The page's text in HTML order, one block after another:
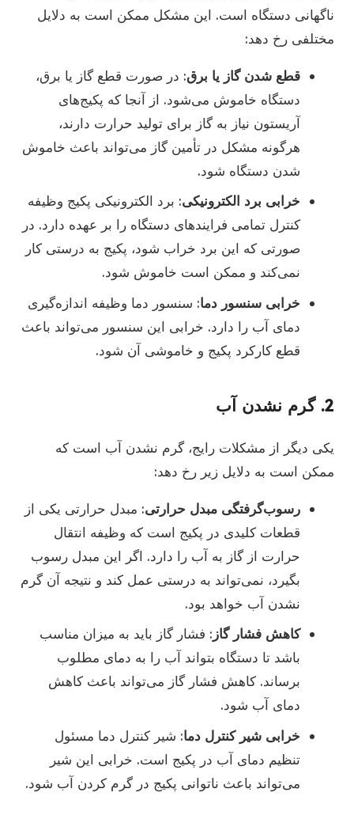
ناگهانی دستگاه است. این مشکل ممکن است به دلایل
مختلفی رخ دهد:
قطع شدن گاز یا برق: در صورت قطع گاز یا برق،
دستگاه خاموش می‌شود. از آنجا که پکیج‌های
آریستون نیاز به گاز برای تولید حرارت دارند،
هرگونه مشکل در تأمین گاز می‌تواند باعث خاموش
شدن دستگاه شود.
خرابی برد الکترونیکی: برد الکترونیکی پکیج وظیفه
کنترل تمامی فرایندهای دستگاه را بر عهده دارد. در
صورتی که این برد خراب شود، پکیج به درستی کار
نمی‌کند و ممکن است خاموش شود.
خرابی سنسور دما: سنسور دما وظیفه اندازه‌گیری
دمای آب را دارد. خرابی این سنسور می‌تواند باعث
قطع کارکرد پکیج و خاموشی آن شود.
2. گرم نشدن آب
یکی دیگر از مشکلات رایج، گرم نشدن آب است که
ممکن است به دلایل زیر رخ دهد:
رسوب‌گرفتگی مبدل حرارتی: مبدل حرارتی یکی از
قطعات کلیدی در پکیج است که وظیفه انتقال
حرارت از گاز به آب را دارد. اگر این مبدل رسوب
بگیرد، نمی‌تواند به درستی عمل کند و نتیجه آن گرم
نشدن آب خواهد بود.
کاهش فشار گاز : فشار گاز باید به میزان مناسب
باشد تا دستگاه بتواند آب را به دمای مطلوب
برساند. کاهش فشار گاز می‌تواند باعث کاهش
دمای آب شود.
خرابی شیر کنترل دما: شیر کنترل دما مسئول
تنظیم دمای آب در پکیج است. خرابی این شیر
می‌تواند باعث ناتوانی پکیج در گرم کردن آب شود.